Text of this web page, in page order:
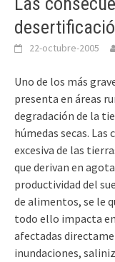
22-octubre-2005
Uno de los más
presenta en áreas
degradación de la
húmedas secas.
excesiva de las
que derivan en
productividad del
de alimentos, se le
todo ello impacta
afectadas
inundaciones,